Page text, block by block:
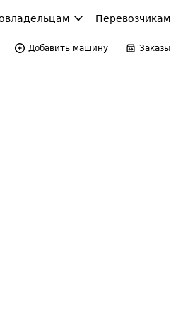
Перевозчикам
Добавить машину Заказы